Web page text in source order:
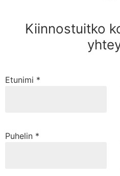
Kiinnostuitko
Etunimi *
Puhelin *